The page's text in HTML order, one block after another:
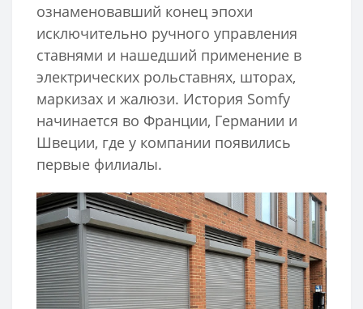
ознаменовавший конец эпохи
исключительно ручного управления
ставнями и нашедший применение в
электрических рольставнях, шторах,
маркизах и жалюзи. История Somfy
начинается во Франции, Германии и
Швеции, где у компании появились
первые филиалы.